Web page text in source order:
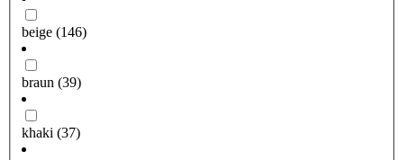
beige (146)
braun (39)
khaki (37)